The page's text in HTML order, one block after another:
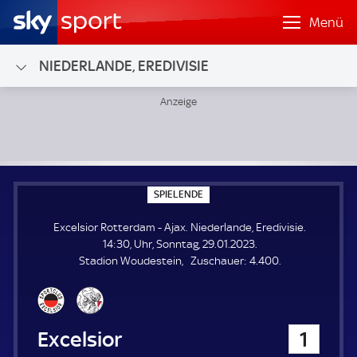
Menü
NIEDERLANDE, EREDIVISIE
SPIELENDE
P
E
L
E
N
Excelsior Rotterdam - Ajax. Niederlande, Eredivisie.
14:30, Uhr, Sonntag, 29.01.2023.
Stadion Woudestein
Zuschauer: Z
4.400.
Excelsior Rotterdam 1